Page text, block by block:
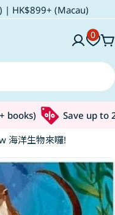
| HK$899+ (Macau)
0
Save up to
海洋生物來囉!